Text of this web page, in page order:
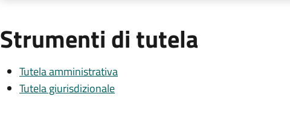
Strumenti di tutela
Tutela amministrativa
Tutela giurisdizionale